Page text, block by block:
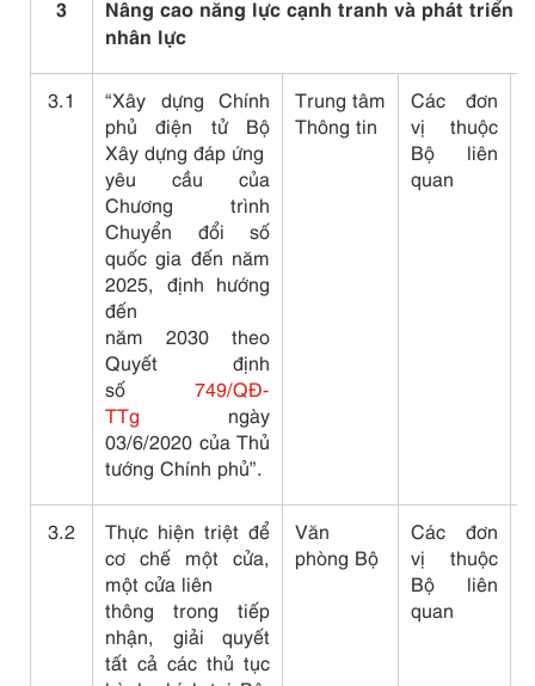
3
Nâng cao năng lực cạnh tranh và phát triển
nhân lực
3.1
“Xây dựng Chính
phủ điện tử Bộ
Xây dựng đáp ứng
yêu cầu của
Chương trình
Chuyển đổi số
quốc gia đến năm
2025, định hướng
đến
năm 2030 theo
Quyết định
số 749/QĐ-
TTg ngày
03/6/2020 của Thủ
tướng Chính phủ”.
Trung tâm
Thông tin
Các đơn
vị thuộc
Bộ liên
quan
3.2
Thực hiện triệt để
cơ chế một cửa,
một cửa liên
thông trong tiếp
nhận, giải quyết
tất cả các thủ tục
Văn
phòng Bộ
Các đơn
vị thuộc
Bộ liên
quan